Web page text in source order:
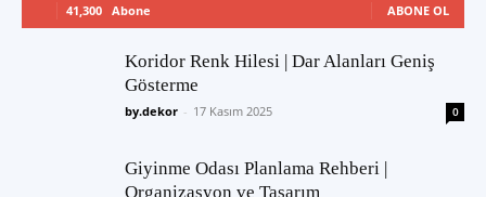
41,300 Abone ABONE OL
Koridor Renk Hilesi | Dar Alanları Geniş
Gösterme
by.dekor - 17 Kasım 2025 0
Giyinme Odası Planlama Rehberi |
Organizasyon ve Tasarım